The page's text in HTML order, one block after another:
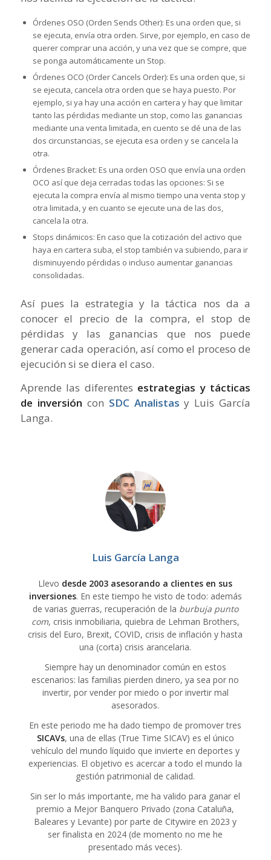
Órdenes OSO (Orden Sends Other): Es una orden que, si
se ejecuta, envía otra orden. Sirve, por ejemplo, en caso de
querer comprar una acción, y una vez que se compre, que
se ponga automáticamente un Stop.
Órdenes OCO (Order Cancels Order): Es una orden que, si
se ejecuta, cancela otra orden que se haya puesto. Por
ejemplo, si ya hay una acción en cartera y hay que limitar
tanto las pérdidas mediante un stop, como las ganancias
mediante una venta limitada, en cuento se dé una de las
dos circunstancias, se ejecuta esa orden y se cancela la
otra.
Órdenes Bracket: Es una orden OSO que envía una orden
OCO así que deja cerradas todas las opciones: Si se
ejecuta la compra envía al mismo tiempo una venta stop y
otra limitada, y en cuanto se ejecute una de las dos,
cancela la otra.
Stops dinámicos: En caso que la cotización del activo que
haya en cartera suba, el stop también va subiendo, para ir
disminuyendo pérdidas o incluso aumentar ganancias
consolidadas.
Así pues la estrategia y la táctica nos da a
conocer el precio de la compra, el stop de
pérdidas y las ganancias que nos puede
generar cada operación, así como el proceso de
ejecución si se diera el caso.
Aprende las diferentes estrategias y tácticas
de inversión con SDC Analistas y Luis García
Langa.
Luis García Langa
Llevo desde 2003 asesorando a clientes en sus
inversiones. En este tiempo he visto de todo: además
de varias guerras, recuperación de la burbuja punto
com, crisis inmobiliaria, quiebra de Lehman Brothers,
crisis del Euro, Brexit, COVID, crisis de inflación y hasta
una (corta) crisis arancelaria.
Siempre hay un denominador común en estos
escenarios: las familias pierden dinero, ya sea por no
invertir, por vender por miedo o por invertir mal
asesorados.
En este periodo me ha dado tiempo de promover tres
SICAVs, una de ellas (True Time SICAV) es el único
vehículo del mundo líquido que invierte en deportes y
experiencias. El objetivo es acercar a todo el mundo la
gestión patrimonial de calidad.
Sin ser lo más importante, me ha valido para ganar el
premio a Mejor Banquero Privado (zona Cataluña,
Baleares y Levante) por parte de Citywire en 2023 y
ser finalista en 2024 (de momento no me he
presentado más veces).